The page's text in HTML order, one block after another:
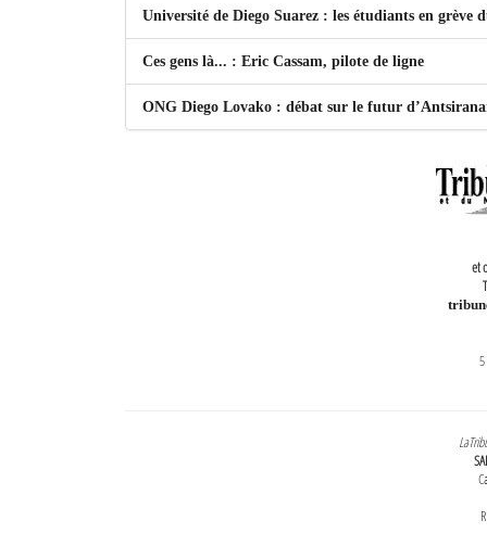
Université de Diego Suarez : les étudiants en grève
Ces gens là... : Eric Cassam, pilote de ligne
ONG Diego Lovako : débat sur le futur
et